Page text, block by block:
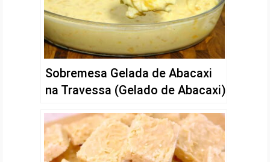
Sobremesa Gelada de Abacaxi
na Travessa (Gelado de Abacaxi)